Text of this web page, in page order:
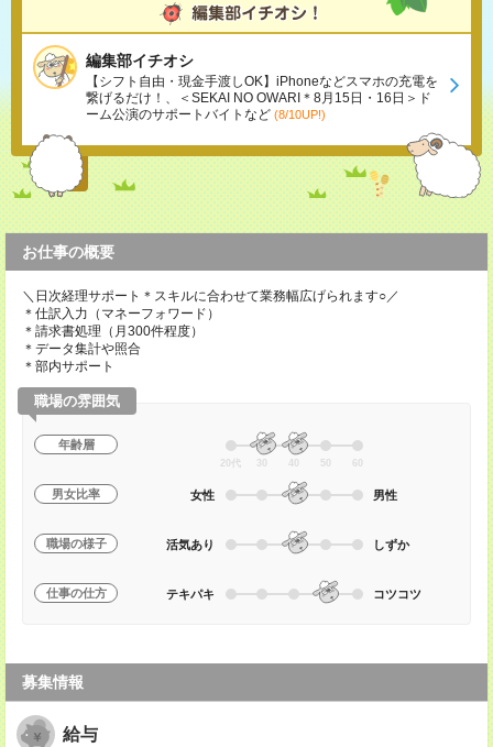
編集部イチオシ
【シフト自由・現金手渡しOK】iPhoneなどスマホの充電を
繋げるだけ！、＜SEKAI NO OWARI＊8月15日・16日＞ド
ーム公演のサポートバイトなど (8/10UP!)
お仕事の概要
＼日次経理サポート＊スキルに合わせて業務幅広げられます○／
＊仕訳入力（マネーフォワード）
＊請求書処理（月300件程度）
＊データ集計や照合
＊部内サポート
職場の雰囲気
年齢層
20代 30 40 50 60
男女比率 女性 男性
職場の様子 活気あり しずか
仕事の仕方 テキパキ コツコツ
募集情報
給与